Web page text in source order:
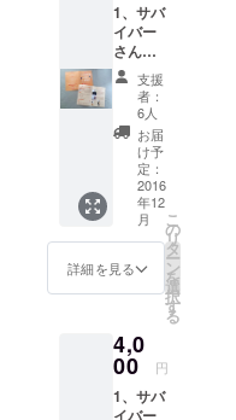
1、サバ
イバー
さんか
らの
Thanks
letter☆
2、キャ
ンサー
ズナイ
ト開催
報告書
へのお
名前も
しくは
ニック
3、キャ
ンサー
ズナイ
ト開催
支援
者：
6人
お届
け予
定：
2016
年12
月
詳細を見る
こ
の
リ
タ
ー
ン
を
選
択
す
る
4,0
00 円
1、サバ